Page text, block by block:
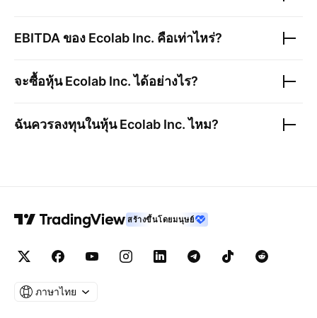
EBITDA ของ Ecolab Inc. คือเท่าไหร่?
จะซื้อหุ้นEcolab Inc.ได้อย่างไร?
ฉันควรลงทุนในหุ้นEcolab Inc.ไหม?
สร้างขึ้นโดยมนุษย์
ภาษาไทย